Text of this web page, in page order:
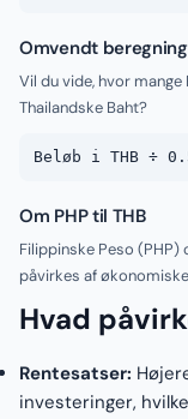
Omvendt beregning
Vil du vide, hvor
Thailandske Baht?
Beløb i THB ÷
Om PHP til THB
Filippinske Peso (PHP)
påvirkes af
Hvad
Rentesatser:
investeringer,